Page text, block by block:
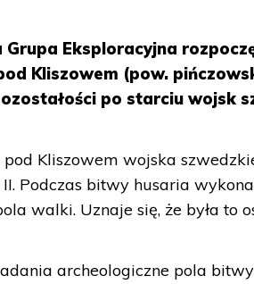
Eksploracyjna
Kliszowem (pow.
po starciu wojsk
Kliszowem wojska
Podczas bitwy husaria
walki. Uznaje się, że była to
archeologiczne pola